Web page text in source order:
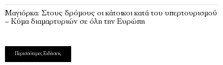
Μαγιόρκα: Στους δρόμους οι κάτοικοι κατά του υπερτουρισμού
– Κύμα διαμαρτυριών σε όλη την Ευρώπη
Περισσότερες Ειδήσεις